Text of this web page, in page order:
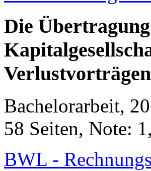
Die
Bachelorarbeit,
58 Seiten, Note:
BWL -